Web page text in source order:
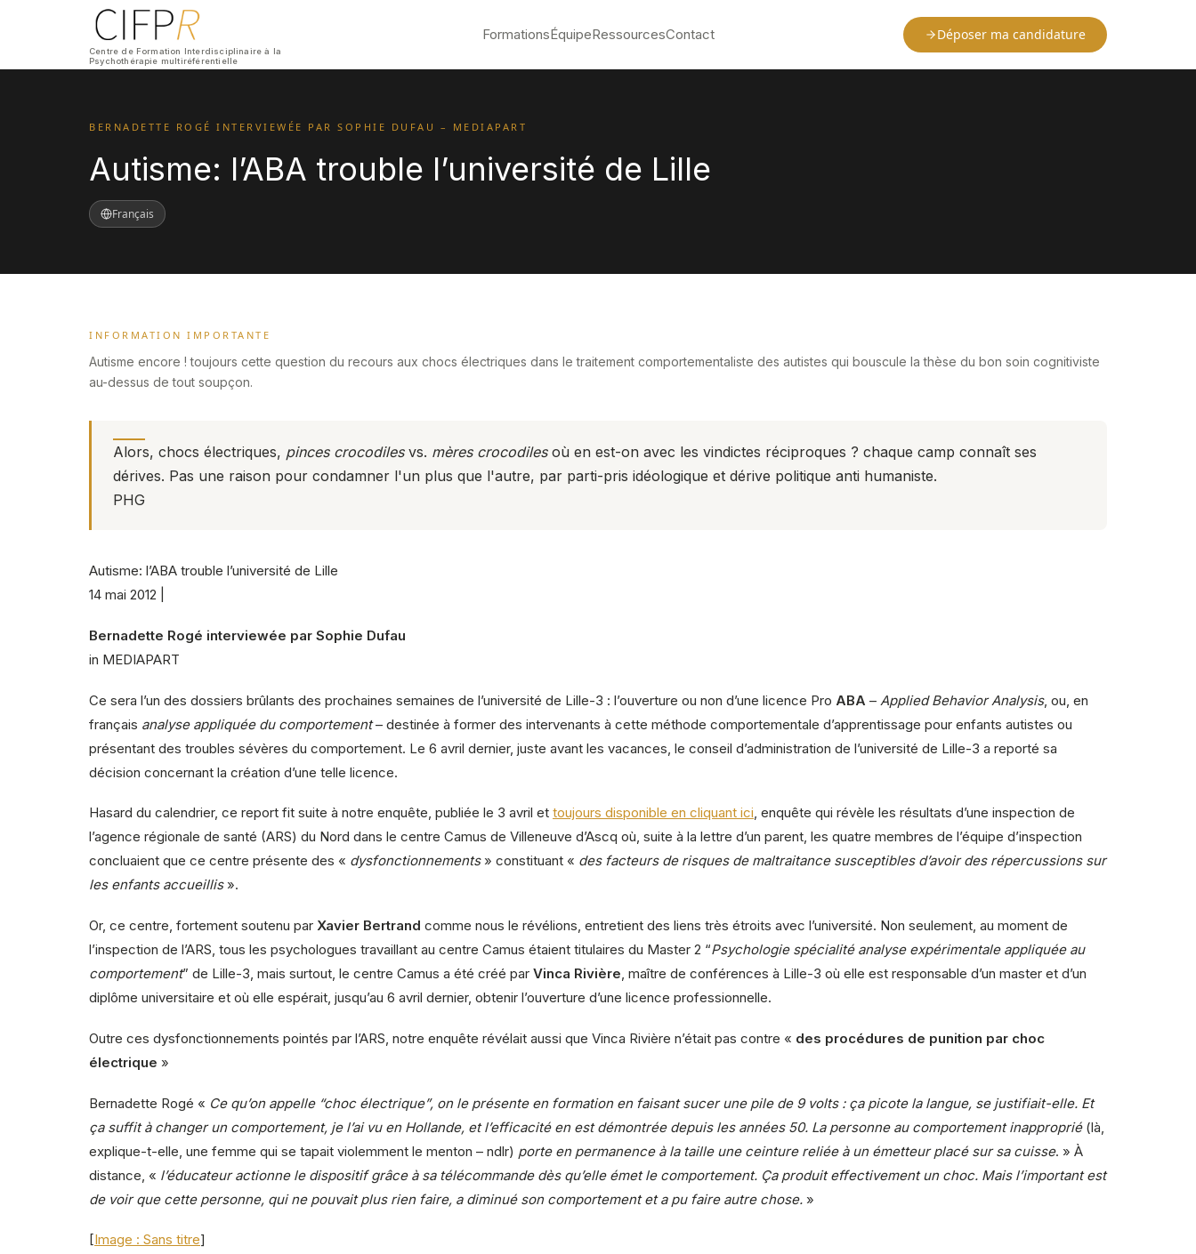
Centre de Formation Interdisciplinaire à la
Psychothérapie multiréférentielle
FormationsÉquipeRessourcesContact Déposer ma candidature
BERNADETTE ROGÉ INTERVIEWÉE PAR SOPHIE DUFAU – MEDIAPART
Autisme: l’ABA trouble l’université de Lille
Français
INFORMATION IMPORTANTE
Autisme encore ! toujours cette question du recours aux chocs électriques dans le traitement comportementaliste des autistes qui bouscule la thèse du bon soin cognitiviste
au-dessus de tout soupçon.
Alors, chocs électriques, pinces crocodilesvs. mères crocodilesoù en est-on avec les vindictes réciproques ? chaque camp connaît ses
dérives. Pas une raison pour condamner l'un plus que l'autre, par parti-pris idéologique et dérive politique anti humaniste.
PHG
Autisme: l’ABA trouble l’université de Lille
14 mai 2012 |
Bernadette Rogé interviewée par Sophie Dufau
in MEDIAPART
Ce sera l’un des dossiers brûlants des prochaines semaines de l’université de Lille-3 : l’ouverture ou non d’une licence Pro ABA – Applied Behavior Analysis, ou, en
français analyse appliquée du comportement– destinée à former des intervenants à cette méthode comportementale d’apprentissage pour enfants autistes ou
présentant des troubles sévères du comportement. Le 6 avril dernier, juste avant les vacances, le conseil d’administration de l’université de Lille-3 a reporté sa
décision concernant la création d’une telle licence.
Hasard du calendrier, ce report fit suite à notre enquête, publiée le 3 avril et toujours disponible en cliquant ici, enquête qui révèle les résultats d’une inspection de
l’agence régionale de santé (ARS) du Nord dans le centre Camus de Villeneuve d’Ascq où, suite à la lettre d’un parent, les quatre membres de l’équipe d’inspection
concluaient que ce centre présente des « dysfonctionnements» constituant « des facteurs de risques de maltraitance susceptibles d’avoir des répercussions sur
les enfants accueillis».
Or, ce centre, fortement soutenu par Xavier Bertrand comme nous le révélions, entretient des liens très étroits avec l’université. Non seulement, au moment de
l’inspection de l’ARS, tous les psychologues travaillant au centre Camus étaient titulaires du Master 2 “Psychologie spécialité analyse expérimentale appliquée au
comportement” de Lille-3, mais surtout, le centre Camus a été créé par Vinca Rivière, maître de conférences à Lille-3 où elle est responsable d’un master et d’un
diplôme universitaire et où elle espérait, jusqu’au 6 avril dernier, obtenir l’ouverture d’une licence professionnelle.
Outre ces dysfonctionnements pointés par l’ARS, notre enquête révélait aussi que Vinca Rivière n’était pas contre « des procédures de punition par choc
électrique »
Bernadette Rogé « Ce qu’on appelle “choc électrique”, on le présente en formation en faisant sucer une pile de 9 volts : ça picote la langue, se justifiait-elle. Et
ça suffit à changer un comportement, je l’ai vu en Hollande, et l’efficacité en est démontrée depuis les années 50. La personne au comportement inapproprié(là,
explique-t-elle, une femme qui se tapait violemment le menton – ndlr) porte en permanence à la taille une ceinture reliée à un émetteur placé sur sa cuisse. » À
distance, « l’éducateur actionne le dispositif grâce à sa télécommande dès qu’elle émet le comportement. Ça produit effectivement un choc. Mais l’important est
de voir que cette personne, qui ne pouvait plus rien faire, a diminué son comportement et a pu faire autre chose. »
[Image : Sans titre]